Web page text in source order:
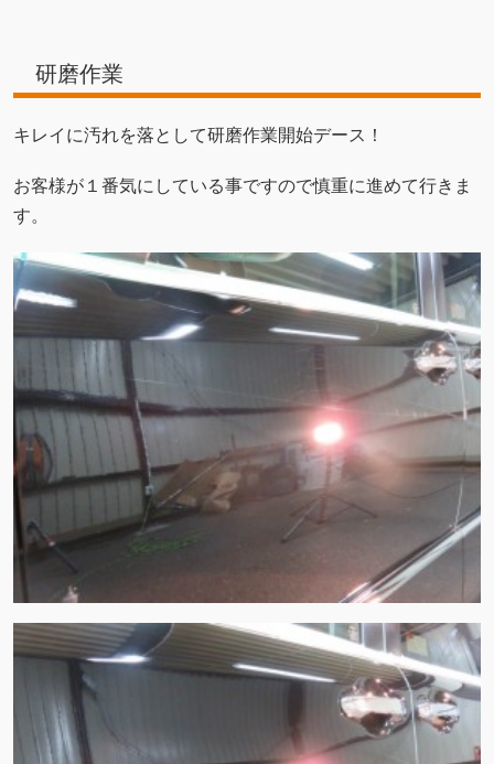
研磨作業
キレイに汚れを落として研磨作業開始デース！
お客様が１番気にしている事ですので慎重に進めて行きま
す。